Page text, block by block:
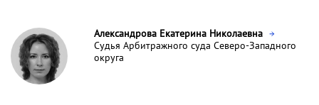
Александрова Екатерина Николаевна
Судья Арбитражного суда Северо-Западного
округа